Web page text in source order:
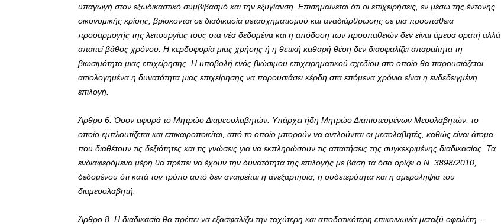
υπαγωγή στον εξωδικαστικό συμβιβασμό και την εξυγίανση. Επισημαίνεται ότι οι επιχειρήσεις, εν μέσω της έντονης
οικονομικής κρίσης, βρίσκονται σε διαδικασία μετασχηματισμού και αναδιάρθρωσης σε μια προσπάθεια
προσαρμογής της λειτουργίας τους στα νέα δεδομένα και η απόδοση των προσπαθειών δεν είναι άμεσα ορατή αλλά
απαιτεί βάθος χρόνου. Η κερδοφορία μιας χρήσης ή η θετική καθαρή θέση δεν διασφαλίζει απαραίτητα τη
βιωσιμότητα μιας επιχείρησης. Η υποβολή ενός βιώσιμου επιχειρηματικού σχεδίου στο οποίο θα παρουσιάζεται
αιτιολογημένα η δυνατότητα μιας επιχείρησης να παρουσιάσει κέρδη στα επόμενα χρόνια είναι η ενδεδειγμένη
επιλογή.
Άρθρο 6. Όσον αφορά το Μητρώο Διαμεσολαβητών. Υπάρχει ήδη Μητρώο Διαπιστευμένων Μεσολαβητών, το
οποίο εμπλουτίζεται και επικαιροποιείται, από το οποίο μπορούν να αντλούνται οι μεσολαβητές, καθώς είναι άτομα
που διαθέτουν τις δεξιότητες και τις γνώσεις για να εκπληρώσουν τις απαιτήσεις της συγκεκριμένης διαδικασίας. Τα
ενδιαφερόμενα μέρη θα πρέπει να έχουν την δυνατότητα της επιλογής με βάση τα όσα ορίζει ο Ν. 3898/2010,
δεδομένου ότι κατά τον τρόπο αυτό δεν αναιρείται η ανεξαρτησία, η ουδετερότητα και η αμεροληψία του
διαμεσολαβητή.
Άρθρο 8. Η διαδικασία θα πρέπει να εξασφαλίζει την ταχύτερη και αποδοτικότερη επικοινωνία μεταξύ οφειλέτη –